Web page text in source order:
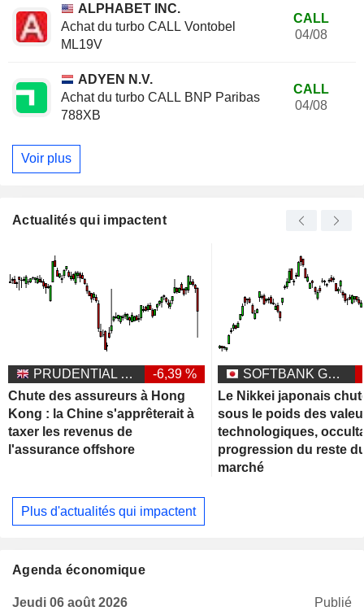
ALPHABET INC.
Achat du turbo CALL Vontobel
ML19V
CALL
04/08
ADYEN N.V.
Achat du turbo CALL BNP Paribas
788XB
CALL
04/08
Voir plus
Actualités qui impactent
PRUDENTIAL PLC
-6,39 %
Chute des assureurs à Hong
Kong : la Chine s'apprêterait à
taxer les revenus de
l'assurance offshore
SOFTBANK GROUP CORP.
Le Nikkei japonais
sous le poids des
technologiques,
progression du reste
marché
Plus d'actualités qui impactent
Agenda économique
Jeudi 06 août 2026 Publié